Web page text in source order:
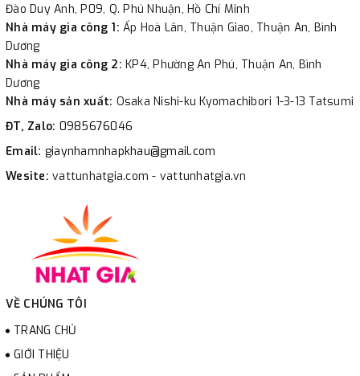
Đào Duy Anh, P09, Q. Phú Nhuận, Hồ Chí Minh
Nhà máy gia công 1: Ấp Hoà Lân, Thuận Giao, Thuận An, Bình
Dương
Nhà máy gia công 2: KP4, Phường An Phú, Thuận An, Bình
Dương
Nhà máy sản xuất: Osaka Nishi-ku Kyomachibori 1-3-13 Tatsumi
ĐT, Zalo: 0985676046
Email: giaynhamnhapkhau@gmail.com
Wesite: vattunhatgia.com - vattunhatgia.vn
VỀ CHÚNG TÔI
TRANG CHỦ
GIỚI THIỆU